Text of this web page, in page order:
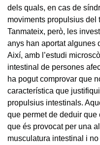
dels quals, en cas de
moviments propulsius del
Tanmateix, però, les
anys han aportat algunes
Així, amb l’estudi
intestinal de persones
ha pogut comprovar que
característica que
propulsius intestinals.
que permet de deduir
que és provocat per una
musculatura intestinal i